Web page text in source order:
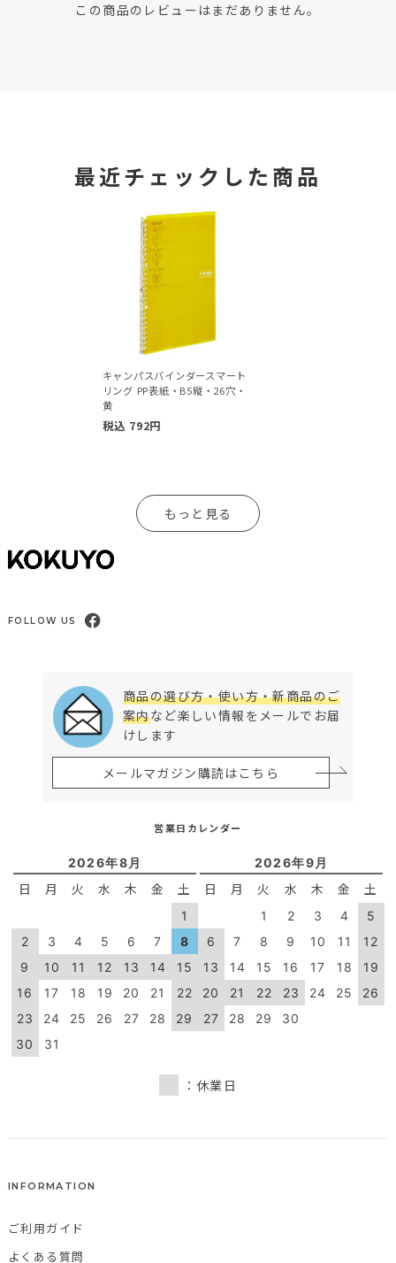
この商品のレビューはまだありません。
最近チェックした商品
キャンパスバインダースマート
リング PP表紙・B5縦・26穴・
黄
税込 792円
もっと見る
FOLLOW US
商品の選び方・使い方・新商品のご
案内など楽しい情報をメールでお届
けします
メールマガジン購読はこちら
営業日カレンダー
2026年8月
日 月 火 水 木 金 土
1
2
3 4 5 6 7
8
9
10 11 12 13 14
15
16
17 18 19 20 21
22
23
24 25 26 27 28
29
30
31
2026年9月
日 月 火 水 木 金 土
1 2 3 4
5
6
7 8 9 10 11
12
13
14 15 16 17 18
19
20
21 22 23 24 25
26
27
28 29 30
：休業日
INFORMATION
ご利用ガイド
よくある質問